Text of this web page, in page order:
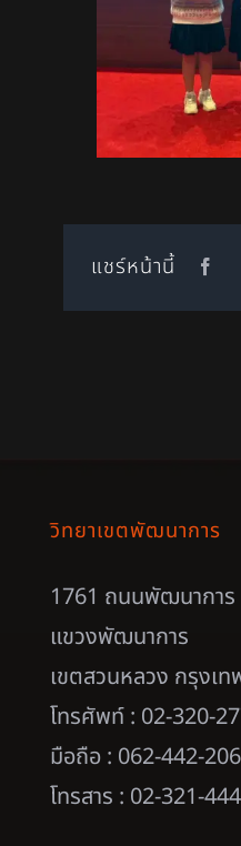
แชร์หน้านี้
วิทยาเขตพัฒนาการ
1761 ถนนพัฒนาการ
แขวงพัฒนาการ
เขตสวนหลวง กรุงเ
โทรศัพท์ : 02-320-
มือถือ : 062-442-
โทรสาร : 02-321-